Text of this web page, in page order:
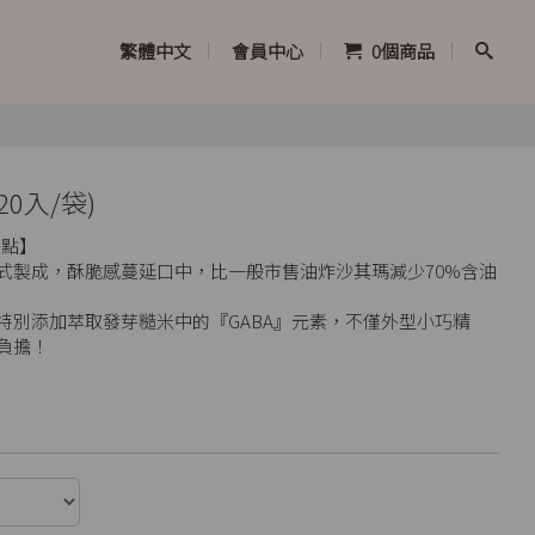
繁體中文 會員中心 0個商品
入/袋)
】
製成，酥脆感蔓延口中，比一般市售油炸沙其瑪減少70%含油
別添加萃取發芽糙米中的『GABA』元素，不僅外型小巧精
擔！